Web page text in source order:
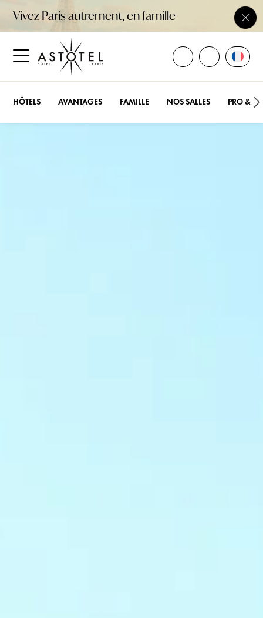
Vivez Paris autrement, en famille
Ouvrir le menu latéral
OUVRIR TOUS LES
APPELEZ-
HÔTELS AVANTAGES FAMILLE NOS SALLES PRO &